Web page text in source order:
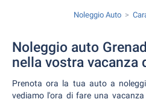
Noleggio Auto
Noleggio auto
nella vostra vacanza
Prenota ora la tua auto a
vediamo l'ora di fare una